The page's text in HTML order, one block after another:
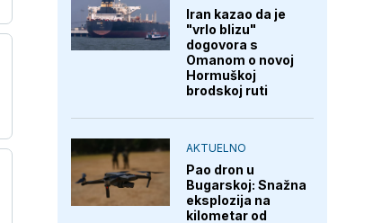
Iran kazao da je
"vrlo blizu"
dogovora s
Omanom o novoj
Hormuškoj
brodskoj ruti
AKTUELNO
Pao dron u
Bugarskoj: Snažna
eksplozija na
kilometar od